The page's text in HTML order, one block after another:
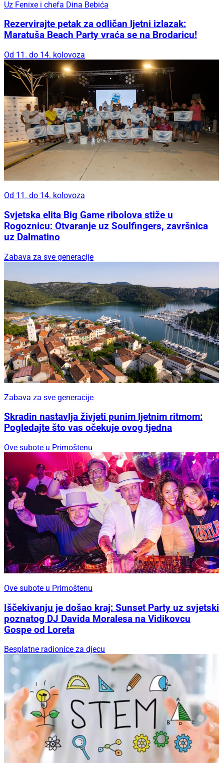
Uz Fenixe i chefa Dina Bebića
Rezervirajte petak za odličan ljetni izlazak:
Maratuša Beach Party vraća se na Brodaricu!
Od 11. do 14. kolovoza
Od 11. do 14. kolovoza
Svjetska elita Big Game ribolova stiže u
Rogoznicu: Otvaranje uz Soulfingers, završnica
uz Dalmatino
Zabava za sve generacije
Zabava za sve generacije
Skradin nastavlja živjeti punim ljetnim ritmom:
Pogledajte što vas očekuje ovog tjedna
Ove subote u Primoštenu
Ove subote u Primoštenu
Iščekivanju je došao kraj: Sunset Party uz svjetski
poznatog DJ Davida Moralesa na Vidikovcu
Gospe od Loreta
Besplatne radionice za djecu